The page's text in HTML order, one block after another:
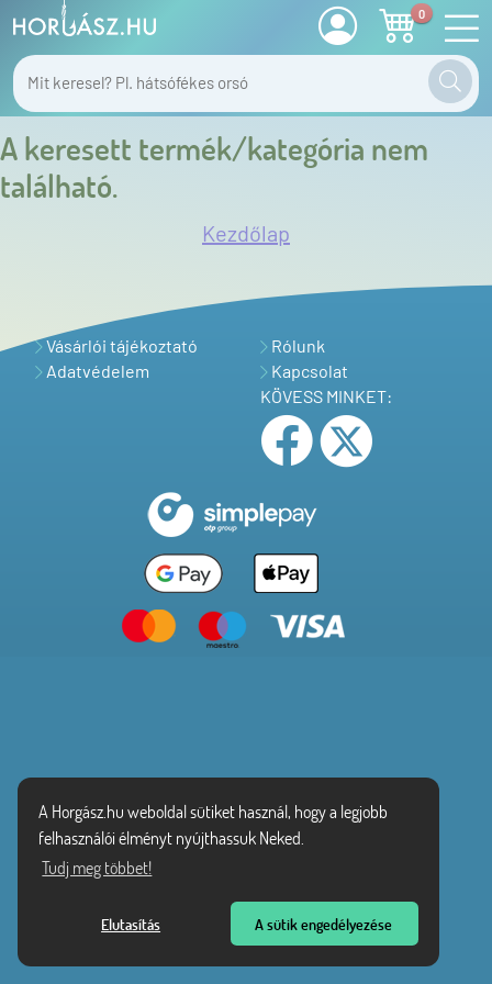
A Horgász.hu weboldal sütiket használ, hogy a legjobb
felhasználói élményt nyújthassuk Neked.
Tudj meg többet!
Elutasítás A sütik engedélyezése
0
A keresett termék/kategória nem
található.
Kezdőlap
Vásárlói tájékoztató
Adatvédelem
Rólunk
Kapcsolat
KÖVESS MINKET: